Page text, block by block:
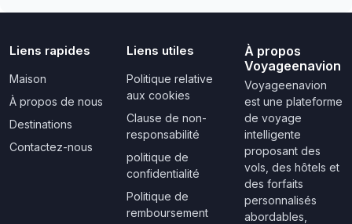
Liens rapides
Maison
À propos de nous
Destinations
Contactez-nous
Liens utiles
Politique relative
aux cookies
Clause de non-
responsabilité
politique de
confidentialité
Politique de
remboursement
À propos
Voyageenavion
Voyageenavion
est une plateforme
de voyage
intelligente
proposant des
vols, des hôtels et
des forfaits
personnalisés
abordables,